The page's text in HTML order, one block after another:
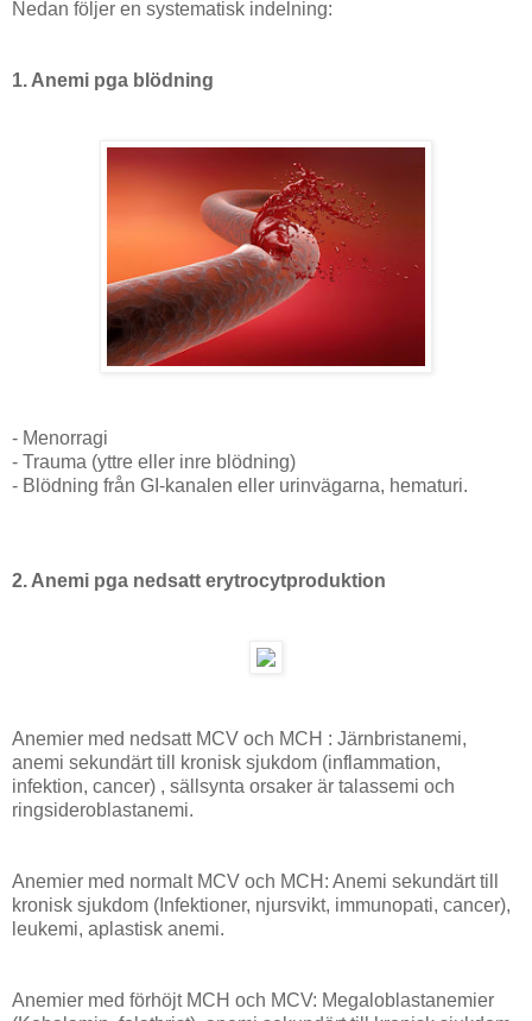
Nedan följer en systematisk indelning:
1. Anemi pga blödning
- Menorragi
- Trauma (yttre eller inre blödning)
- Blödning från GI-kanalen eller urinvägarna, hematuri.
2. Anemi pga nedsatt erytrocytproduktion
Anemier med nedsatt MCV och MCH : Järnbristanemi,
anemi sekundärt till kronisk sjukdom (inflammation,
infektion, cancer) , sällsynta orsaker är talassemi och
ringsideroblastanemi.
Anemier med normalt MCV och MCH: Anemi sekundärt till
kronisk sjukdom (Infektioner, njursvikt, immunopati, cancer),
leukemi, aplastisk anemi.
Anemier med förhöjt MCH och MCV: Megaloblastanemier